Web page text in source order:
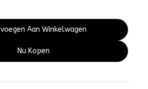
Aan Winkelwagen
Nu Kopen